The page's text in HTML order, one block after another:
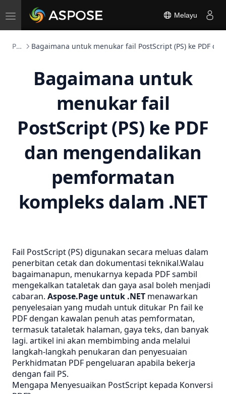
Toggle
navigation
Melayu
Pengubah PS Bagaimana untuk menukar fail PostScript (PS) ke PDF
Bagaimana untuk
menukar fail
PostScript (PS) ke PDF
dan mengendalikan
pemformatan
kompleks dalam .NET
Fail PostScript (PS) digunakan secara meluas dalam
penerbitan cetak dan dokumentasi teknikal.Walau
bagaimanapun, menukarnya kepada PDF sambil
mengekalkan tataletak dan gaya asal boleh menjadi
cabaran. Aspose.Page untuk .NET menawarkan
penyelesaian yang mudah untuk ditukar Pn fail ke
PDF dengan kawalan penuh atas pemformatan,
termasuk tataletak halaman, gaya teks, dan banyak
lagi. artikel ini akan membimbing anda melalui
langkah-langkah penukaran dan penyesuaian
Perkhidmatan PDF pengeluaran apabila bekerja
dengan fail PS.
Mengapa Menyesuaikan PostScript kepada Konversi